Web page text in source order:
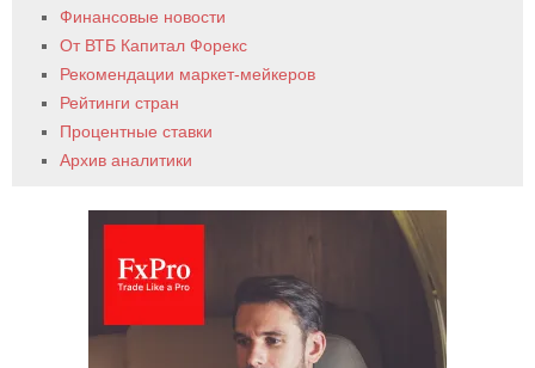
Финансовые новости
От ВТБ Капитал Форекс
Рекомендации маркет-мейкеров
Рейтинги стран
Процентные ставки
Архив аналитики